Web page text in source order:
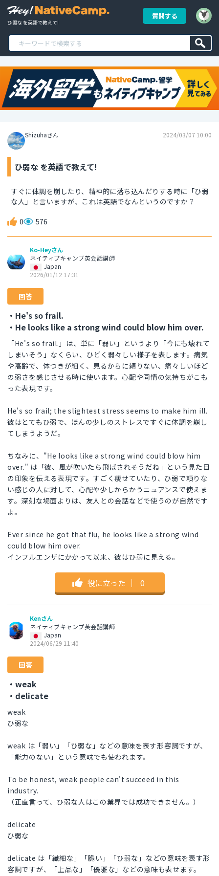
ひ弱な を英語で教えて!
質問する
Shizuhaさん 2024/03/07 10:00
ひ弱な を英語で教えて!
すぐに体調を崩したり、精神的に落ち込んだりする時に「ひ弱
な人」と言いますが、これは英語でなんというのですか？
0 576
Ko-Heyさん
ネイティブキャンプ英会話講師
Japan
2026/01/12 17:31
回答
・He's so frail.
・He looks like a strong wind could blow him over.
「He's so frail.」は、単に「弱い」というより「今にも壊れて
しまいそう」なくらい、ひどく弱々しい様子を表します。病気
や高齢で、体つきが細く、見るからに頼りない、痛々しいほど
の弱さを感じさせる時に使います。心配や同情の気持ちがこも
った表現です。
He's so frail; the slightest stress seems to make him ill.
彼はとてもひ弱で、ほんの少しのストレスですぐに体調を崩し
てしまうようだ。
ちなみに、"He looks like a strong wind could blow him
over." は「彼、風が吹いたら飛ばされそうだね」という見た目
の印象を伝える表現です。すごく痩せていたり、ひ弱で頼りな
い感じの人に対して、心配や少しからかうニュアンスで使えま
す。深刻な場面よりは、友人との会話などで使うのが自然です
よ。
Ever since he got that flu, he looks like a strong wind
could blow him over.
インフルエンザにかかって以来、彼はひ弱に見える。
役に立った ｜ 0
Kenさん
ネイティブキャンプ英会話講師
Japan
2024/06/29 11:40
回答
・weak
・delicate
weak
ひ弱な
weak は「弱い」「ひ弱な」などの意味を表す形容詞ですが、
「能力のない」という意味でも使われます。
To be honest, weak people can't succeed in this
industry.
（正直言って、ひ弱な人はこの業界では成功できません。）
delicate
ひ弱な
delicate は「繊細な」「脆い」「ひ弱な」などの意味を表す形
容詞ですが、「上品な」「優雅な」などの意味も表せます。